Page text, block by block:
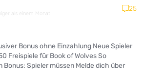
als einem Monat
25
Bonus ohne Einzahlung Neue Spieler
Freispiele für Book of Wolves So
Bonus: Spieler müssen Melde dich über